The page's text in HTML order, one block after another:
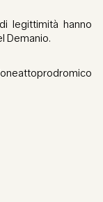
legittimità hanno
Demanio.